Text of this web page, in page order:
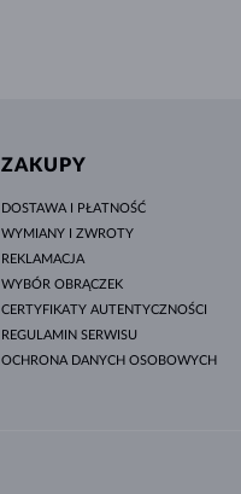
ZAKUPY
DOSTAWA I PŁATNOŚĆ
WYMIANY I ZWROTY
REKLAMACJA
WYBÓR OBRĄCZEK
CERTYFIKATY AUTENTYCZNOŚCI
REGULAMIN SERWISU
OCHRONA DANYCH OSOBOWYCH